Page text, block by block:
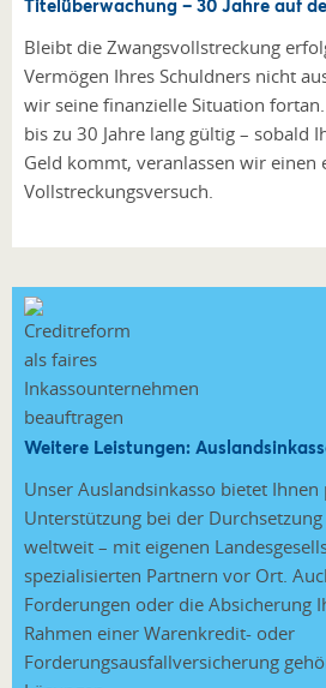
Titelüberwachung – 30 Jahre auf
Bleibt die Zwangsvollstreckung
Vermögen Ihres Schuldners nicht
wir seine finanzielle Situation
bis zu 30 Jahre lang gültig – sobald
Geld kommt, veranlassen wir einen
Vollstreckungsversuch.
Weitere Leistungen:
Unser Auslandsinkasso bietet
Unterstützung bei der
weltweit – mit eigenen
spezialisierten Partnern vor Ort.
Forderungen oder die Absicherung
Rahmen einer Warenkredit- oder
Forderungsausfallversicherung